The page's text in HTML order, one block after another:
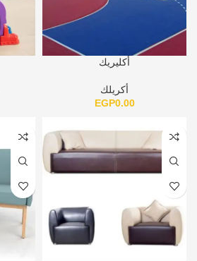
أكليريك
أكريلك
EGP0.00